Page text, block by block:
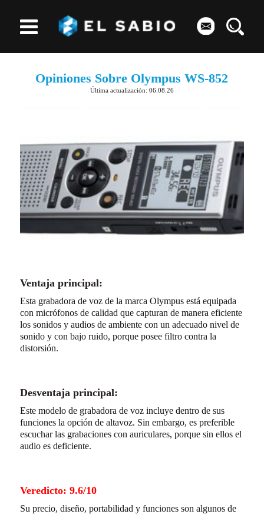
Opiniones Sobre Olympus WS-852
Última actualización: 06.08.26
Ventaja principal:
Esta grabadora de voz de la marca Olympus está equipada
con micrófonos de calidad que capturan de manera eficiente
los sonidos y audios de ambiente con un adecuado nivel de
sonido y con bajo ruido, porque posee filtro contra la
distorsión.
Desventaja principal:
Este modelo de grabadora de voz incluye dentro de sus
funciones la opción de altavoz. Sin embargo, es preferible
escuchar las grabaciones con auriculares, porque sin ellos el
audio es deficiente.
Veredicto: 9.6/10
Su precio, diseño, portabilidad y funciones son algunos de